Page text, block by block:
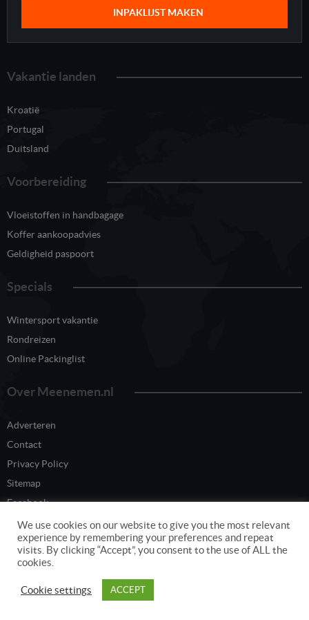
INPAKLIJST MAKEN
Vakantie landen
Kroatië
Portugal
Duitsland
Voorbereiding
Vloeistoffen in handbagage
Koffer aankoopadvies
Geldigheid paspoort
Specials
Wintersport vakantie
Rondreizen
Online Packinglist
Over Meenemen.nl
Adverteren
Contact
Privacy Policy
Sitemap
Facebook
Twitter
Content eigendom van www.meenemen.nl
Copyright © 2026 Meenemen.nl
We use cookies on our website to give you the most relevant
experience by remembering your preferences and repeat
visits. By clicking “Accept”, you consent to the use of ALL the
cookies.
Cookie settings ACCEPT